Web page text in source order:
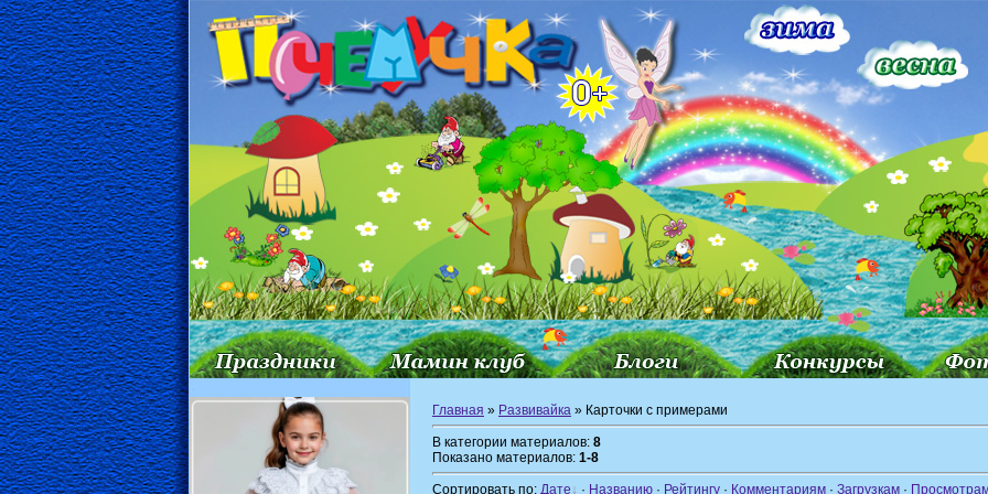
Главная » Развивайка » Карточки с примерами
В категории материалов: 8
Показано материалов: 1-8
Сортировать по: Дате · Названию · Рейтингу · Комментариям · Загрузкам ·